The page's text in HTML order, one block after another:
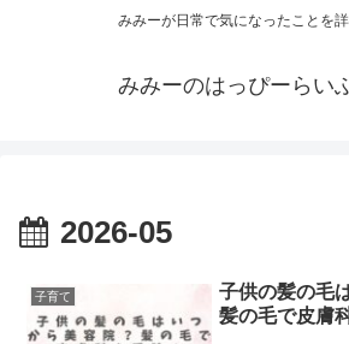
みみーが日常で気になったことを詳
みみーのはっぴーらい
2026-05
子育て
子供の髪の毛
髪の毛で皮膚